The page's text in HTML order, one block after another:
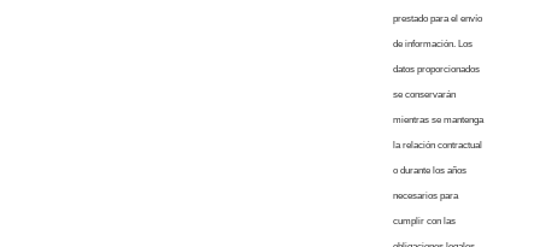
prestado para el envío
de información. Los
datos proporcionados
se conservarán
mientras se mantenga
la relación contractual
o durante los años
necesarios para
cumplir con las